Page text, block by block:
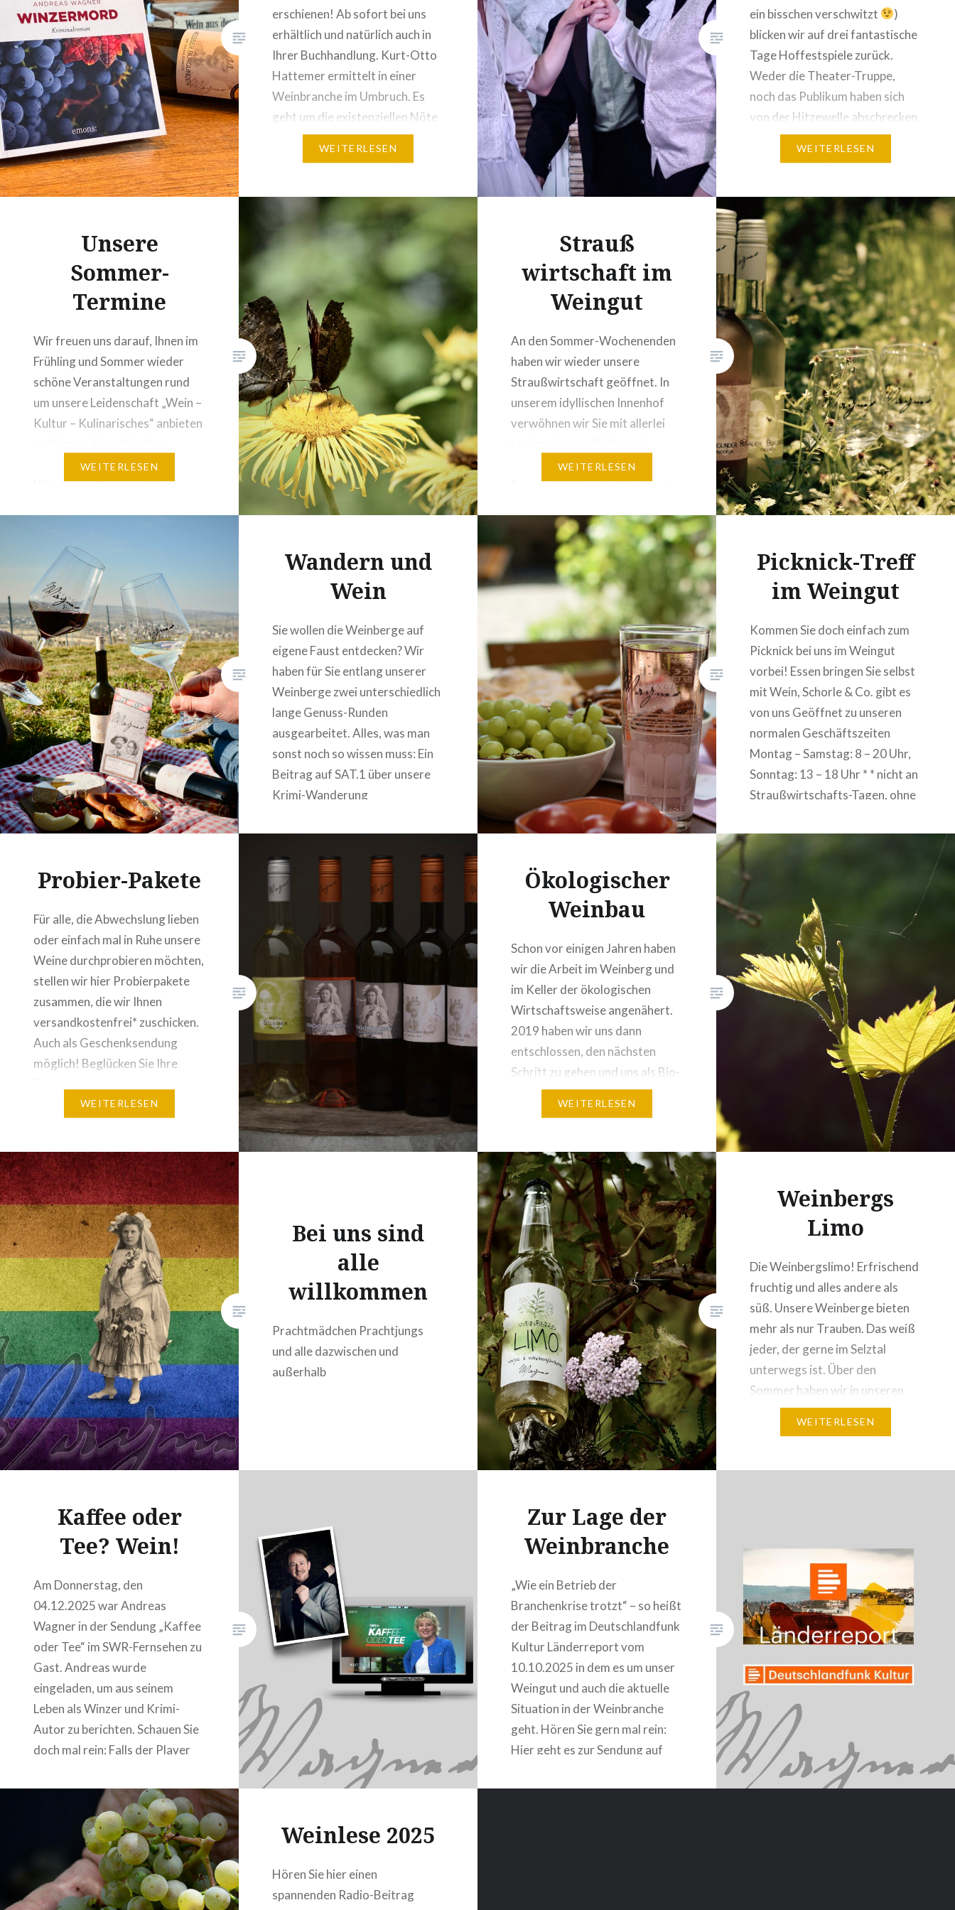
erschienen! Ab sofort bei uns
erhältlich und natürlich auch in
Ihrer Buchhandlung. Kurt-Otto
Hattemer ermittelt in einer
Weinbranche im Umbruch. Es
geht um die existenziellen Nöte
der Winzerinnen und Winzer, um
ersthafte aber teils auch
skurrile Bemühungen, in der
Krise…
WEITERLESEN
ein bisschen verschwitzt
)
blicken wir auf drei fantastische
Tage Hoffestspiele zurück.
Weder die Theater-Truppe,
noch das Publikum haben sich
von der Hitzewelle abschrecken
lassen und das hat sich gelohnt!
Stefan Senf und Holger Tapp
haben mit ihrer Darbietung von
Molières „Der Geizige“ den
Hof…
WEITERLESEN
Unsere
Sommer-
Termine
Wir freuen uns darauf, Ihnen im
Frühling und Sommer wieder
schöne Veranstaltungen rund
um unsere Leidenschaft „Wein –
Kultur – Kulinarisches“ anbieten
geführte Touren durch die
Weinberge, Sommer-Theater,
Straußwirtschaft und vieles
mehr stehen auf dem Plan. Alle
Termine für den Sommer finden
Sie hier: Genießen…
WEITERLESEN
Strauß
wirtschaft im
Weingut
An den Sommer-Wochenenden
haben wir wieder unsere
Straußwirtschaft geöffnet. In
unserem idyllischen Innenhof
verwöhnen wir Sie mit allerlei
Weinkeller. Familien mit Kindern
freuen sich über den Sandkasten
Straußwirtschafts-Saison
2026:24. April bis 21. Juni und
14. bis 30. August 2026freitags
und samstags ab 17
Uhrsonntags und feiertags…
WEITERLESEN
Wandern und
Wein
Sie wollen die Weinberge auf
eigene Faust entdecken? Wir
haben für Sie entlang unserer
Weinberge zwei unterschiedlich
lange Genuss-Runden
ausgearbeitet. Alles, was man
sonst noch so wissen muss: Ein
Beitrag auf SAT.1 über unsere
Krimi-Wanderung
Picknick-Treff
im Weingut
Kommen Sie doch einfach zum
Picknick bei uns im Weingut
vorbei! Essen bringen Sie selbst
mit Wein, Schorle & Co. gibt es
von uns Geöffnet zu unseren
normalen Geschäftszeiten
Montag – Samstag: 8 – 20 Uhr,
Sonntag: 13 – 18 Uhr * * nicht an
Straußwirtschafts-Tagen, ohne
Probier-Pakete
Für alle, die Abwechslung lieben
oder einfach mal in Ruhe unsere
Weine durchprobieren möchten,
stellen wir hier Probierpakete
zusammen, die wir Ihnen
versandkostenfrei* zuschicken.
Auch als Geschenksendung
möglich! Beglücken Sie Ihre
Kollegen mit einem Weinpaket!
wir auch eine Grußkarte mit
Ihrem Wunsch-Text bei. =>…
WEITERLESEN
Ökologischer
Weinbau
Schon vor einigen Jahren haben
wir die Arbeit im Weinberg und
im Keller der ökologischen
Wirtschaftsweise angenähert.
2019 haben wir uns dann
entschlossen, den nächsten
Schritt zu gehen und uns als Bio-
Betrieb zertifizieren zu lassen.
Richtlinien, die an Bio-
Weingüter gestellt werden,
sodass unsere Produkte seit
dem 2022er…
WEITERLESEN
Bei uns sind
alle
willkommen
Prachtmädchen Prachtjungs
und alle dazwischen und
außerhalb
Weinbergs
Limo
Die Weinbergslimo! Erfrischend
fruchtig und alles andere als
süß. Unsere Weinberge bieten
mehr als nur Trauben. Das weiß
jeder, der gerne im Selztal
unterwegs ist. Über den
Sommer haben wir in unseren
ökologisch bewirtschafteten
Früh geerntete, grüne Riesling-
WEITERLESEN
Kaffee oder
Tee? Wein!
Am Donnerstag, den
04.12.2025 war Andreas
Wagner in der Sendung „Kaffee
oder Tee“ im SWR-Fernsehen zu
Gast. Andreas wurde
eingeladen, um aus seinem
Leben als Winzer und Krimi-
Autor zu berichten. Schauen Sie
doch mal rein: Falls der Player
direkt zur Sendung:
https://www.ardmediathek.de/video/kaffee-
oder-tee/sendung-vom-04-
dezember-
2025/swr/Y3JpZDovL3N3ci5kZS9hZXgvbzIyODQ1ODk(der
Auftritt von Andreas beginnt
Zur Lage der
Weinbranche
„Wie ein Betrieb der
Branchenkrise trotzt“ – so heißt
der Beitrag im Deutschlandfunk
Kultur Länderreport vom
10.10.2025 in dem es um unser
Weingut und auch die aktuelle
Situation in der Weinbranche
geht. Hören Sie gern mal rein:
Hier geht es zur Sendung auf
Website:
Weinlese 2025
Hören Sie hier einen
spannenden Radio-Beitrag